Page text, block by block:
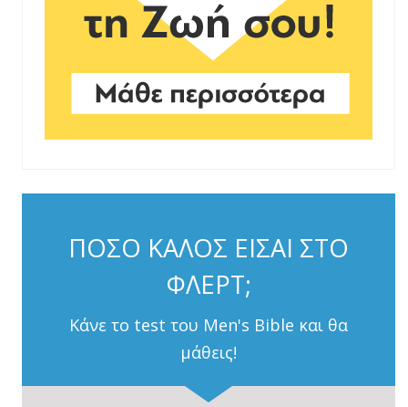
ΠΟΣΟ ΚΑΛΟΣ ΕΙΣΑΙ ΣΤΟ
ΦΛΕΡΤ;
Κάνε το test του Men's Bible και θα
μάθεις!